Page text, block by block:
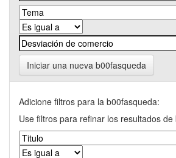
Iniciar una nueva b00fasqueda
Adicione filtros para la b00fasqueda:
Use filtros para refinar los resultados de